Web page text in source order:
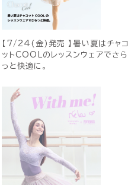
【7/24(金)発売 】暑い夏はチャコ
ットCOOLのレッスンウェアでさら
っと快適に。